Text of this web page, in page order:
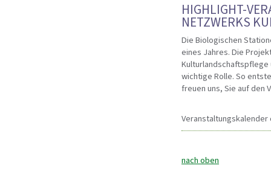
HIGHLIGHT-
NETZWERKS
Die Biologischen
eines Jahres. Die
Kulturlandschaftspflege
wichtige Rolle. So
freuen uns, Sie auf den
nach oben